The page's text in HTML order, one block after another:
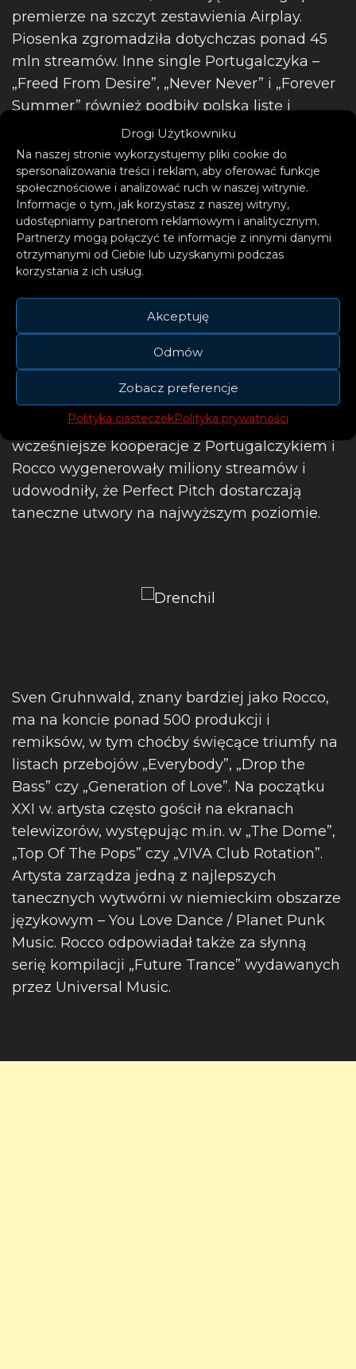
Drogi Użytkowniku
Na naszej stronie wykorzystujemy pliki cookie do
spersonalizowania treści i reklam, aby oferować funkcje
społecznościowe i analizować ruch w naszej witrynie.
Informacje o tym, jak korzystasz z naszej witryny,
udostępniamy partnerom reklamowym i analitycznym.
Partnerzy mogą połączyć te informacje z innymi danymi
otrzymanymi od Ciebie lub uzyskanymi podczas
korzystania z ich usług.
Akceptuję
Odmów
Zobacz preferencje
Polityka ciasteczekPolityka prywatności
premierze na szczyt zestawienia Airplay.
Piosenka zgromadziła dotychczas ponad 45
mln streamów. Inne single Portugalczyka –
„Freed From Desire”, „Never Never” i „Forever
Summer” również podbiły polską listę i
zapewniły artyści aż siedem platynowych płyt.
Odnoszący spore sukcesy duet Perfect Pitch
tworzą Timo Erlenbruch i Stefan Richly.
Artyści mają koncie wiele uhonorowanych
złotymi i platynowymi płytami produkcji,
choćby wspomniane „Freed From Desire”,
„Never Never” i „Starlight” Drenchilla. Ich
wcześniejsze kooperacje z Portugalczykiem i
Rocco wygenerowały miliony streamów i
udowodniły, że Perfect Pitch dostarczają
taneczne utwory na najwyższym poziomie.
Sven Gruhnwald, znany bardziej jako Rocco,
ma na koncie ponad 500 produkcji i
remiksów, w tym choćby święcące triumfy na
listach przebojów „Everybody”, „Drop the
Bass” czy „Generation of Love”. Na początku
XXI w. artysta często gościł na ekranach
telewizorów, występując m.in. w „The Dome”,
„Top Of The Pops” czy „VIVA Club Rotation”.
Artysta zarządza jedną z najlepszych
tanecznych wytwórni w niemieckim obszarze
językowym – You Love Dance / Planet Punk
Music. Rocco odpowiadał także za słynną
serię kompilacji „Future Trance” wydawanych
przez Universal Music.